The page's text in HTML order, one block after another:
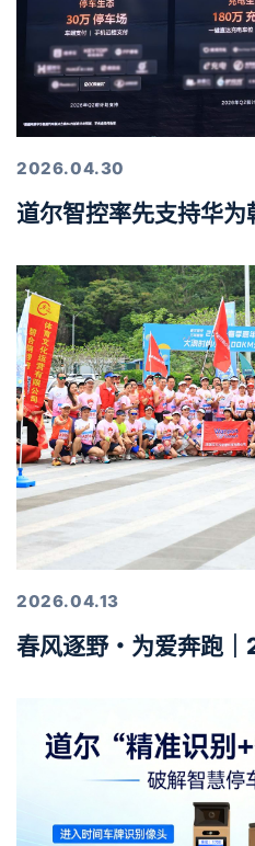
2026.04.30
道尔智控率先支持华
2026.04.13
春风逐野・为爱奔跑